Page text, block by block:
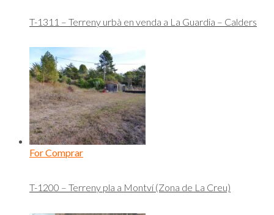
T-1311 – Terreny urbà en venda a La Guardia – Calders
For Comprar
T-1200 – Terreny pla a Montví (Zona de La Creu)